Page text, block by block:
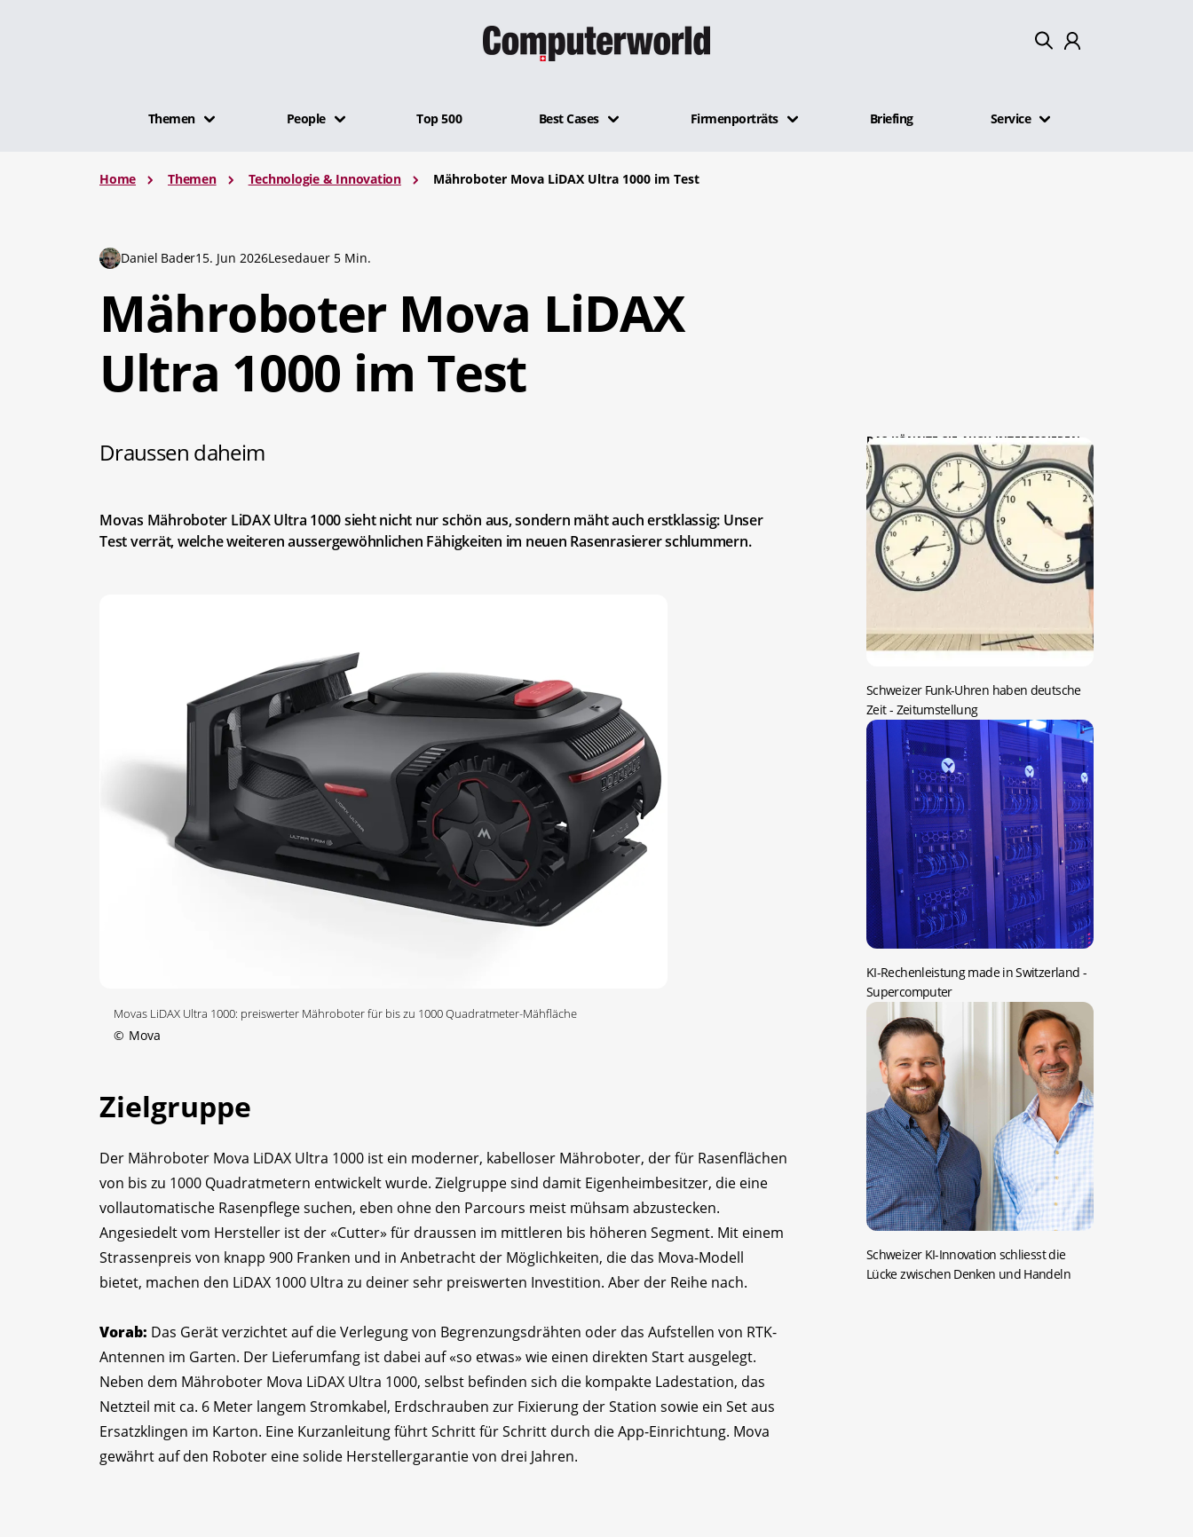
Themen People Top 500 Best Cases Firmenporträts Briefing Service
Home Themen Technologie & Innovation Mähroboter Mova LiDAX Ultra 1000 im Test
Daniel Bader15. Jun 2026Lesedauer 5 Min.
Mähroboter Mova LiDAX
Ultra 1000 im Test
Draussen daheim
Movas Mähroboter LiDAX Ultra 1000 sieht nicht nur schön aus, sondern mäht auch erstklassig: Unser
Test verrät, welche weiteren aussergewöhnlichen Fähigkeiten im neuen Rasenrasierer schlummern.
Movas LiDAX Ultra 1000: preiswerter Mähroboter für bis zu 1000 Quadratmeter-Mähfläche
© Mova
Zielgruppe
Der Mähroboter Mova LiDAX Ultra 1000 ist ein moderner, kabelloser Mähroboter, der für Rasenflächen
von bis zu 1000 Quadratmetern entwickelt wurde. Zielgruppe sind damit Eigenheimbesitzer, die eine
vollautomatische Rasenpflege suchen, eben ohne den Parcours meist mühsam abzustecken.
Angesiedelt vom Hersteller ist der «Cutter» für draussen im mittleren bis höheren Segment. Mit einem
Strassenpreis von knapp 900 Franken und in Anbetracht der Möglichkeiten, die das Mova-Modell
bietet, machen den LiDAX 1000 Ultra zu deiner sehr preiswerten Investition. Aber der Reihe nach.
Vorab: Das Gerät verzichtet auf die Verlegung von Begrenzungsdrähten oder das Aufstellen von RTK-
Antennen im Garten. Der Lieferumfang ist dabei auf «so etwas» wie einen direkten Start ausgelegt.
Neben dem Mähroboter Mova LiDAX Ultra 1000, selbst befinden sich die kompakte Ladestation, das
Netzteil mit ca. 6 Meter langem Stromkabel, Erdschrauben zur Fixierung der Station sowie ein Set aus
Ersatzklingen im Karton. Eine Kurzanleitung führt Schritt für Schritt durch die App-Einrichtung. Mova
gewährt auf den Roboter eine solide Herstellergarantie von drei Jahren.
DAS KÖNNTE SIE AUCH INTERESSIEREN:
Schweizer Funk-Uhren haben deutsche
Zeit- Zeitumstellung
KI-Rechenleistung made in Switzerland -
Supercomputer
Schweizer KI-Innovation schliesst die
Lücke zwischen Denken und Handeln